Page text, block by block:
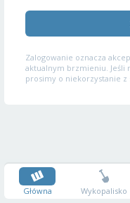
Zalogowanie oznacza
aktualnym brzmieniu. Jeśli
prosimy o niekorzystanie z
Główna Wykopalisko